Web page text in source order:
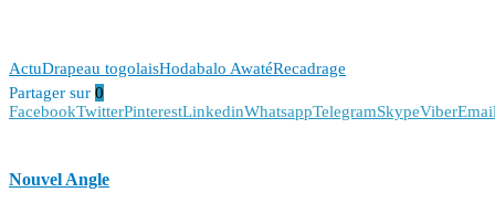
ActuDrapeau togolaisHodabalo AwatéRecadrage
Partager sur 0
FacebookTwitterPinterestLinkedinWhatsappTelegramSkypeViber
Nouvel Angle